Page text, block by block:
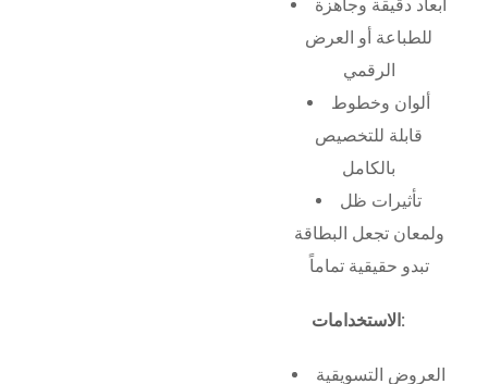
أبعاد دقيقة وجاهزة
للطباعة أو العرض
الرقمي
ألوان وخطوط
قابلة للتخصيص
بالكامل
تأثيرات ظل
ولمعان تجعل البطاقة
تبدو حقيقية تماماً
الاستخدامات:
العروض التسويقية